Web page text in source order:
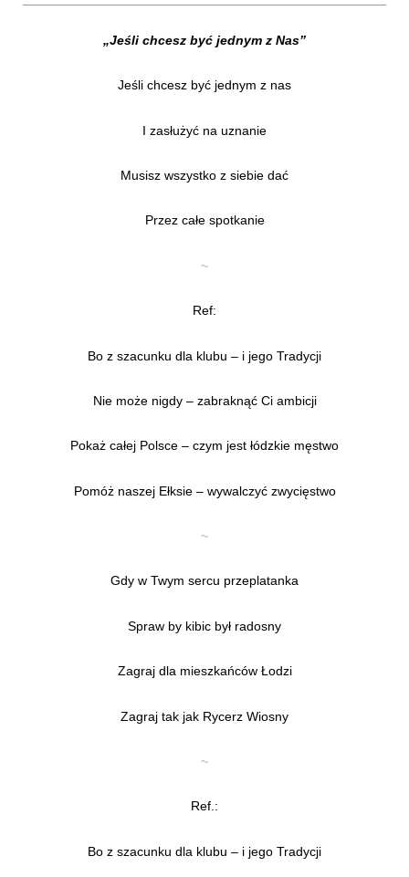
„Jeśli chcesz być jednym z Nas”
Jeśli chcesz być jednym z nas
I zasłużyć na uznanie
Musisz wszystko z siebie dać
Przez całe spotkanie
~
Ref:
Bo z szacunku dla klubu – i jego Tradycji
Nie może nigdy – zabraknąć Ci ambicji
Pokaż całej Polsce – czym jest łódzkie męstwo
Pomóż naszej Ełksie – wywalczyć zwycięstwo
~
Gdy w Twym sercu przeplatanka
Spraw by kibic był radosny
Zagraj dla mieszkańców Łodzi
Zagraj tak jak Rycerz Wiosny
~
Ref.:
Bo z szacunku dla klubu – i jego Tradycji